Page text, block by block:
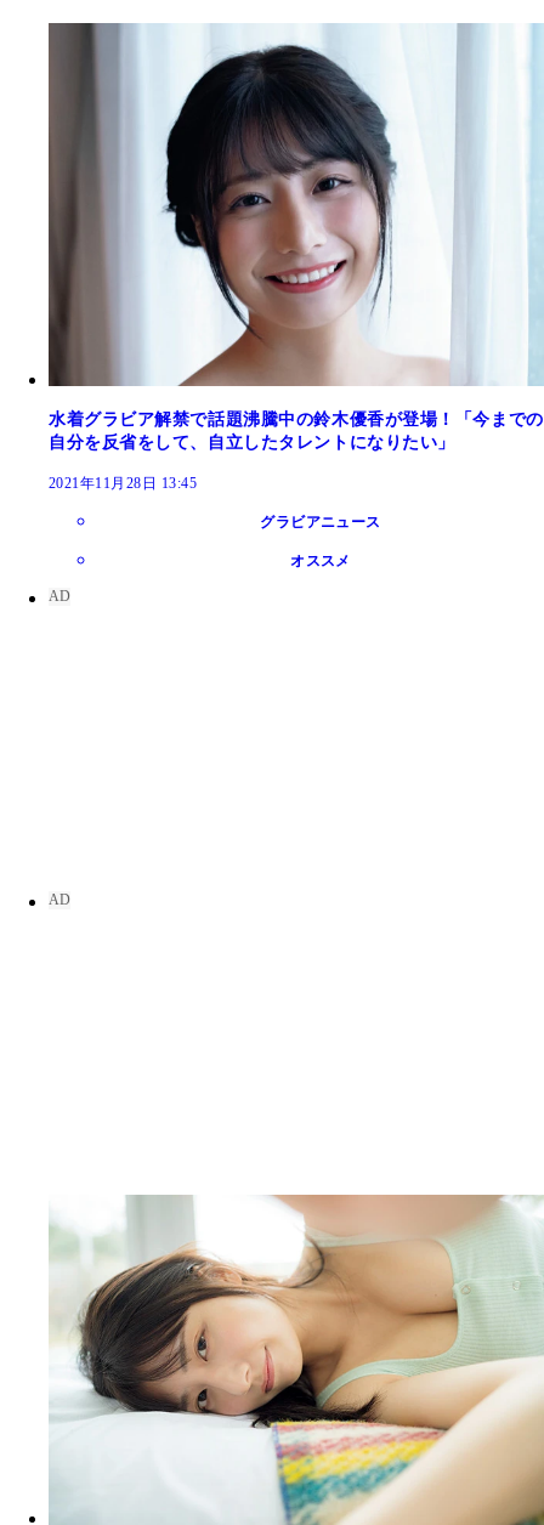
水着グラビア解禁で話題沸騰中の鈴木優香が登場！「今までの
自分を反省をして、自立したタレントになりたい」
2021年11月28日 13:45
グラビアニュース
オススメ